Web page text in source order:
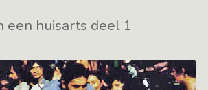
een huisarts deel 1